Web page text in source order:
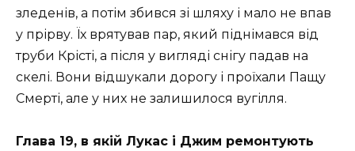
зледенів, а потім збився зі шляху і мало не впав
у прірву. Їх врятував пар, який піднімався від
труби Крісті, а після у вигляді снігу падав на
скелі. Вони відшукали дорогу і проїхали Пащу
Смерті, але у них не залишилося вугілля.
Глава 19, в якій Лукас і Джим ремонтують